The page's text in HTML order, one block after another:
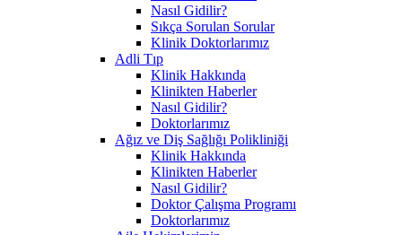
Nasıl Gidilir?
Sıkça Sorulan Sorular
Klinik Doktorlarımız
Adli Tıp
Klinik Hakkında
Klinikten Haberler
Nasıl Gidilir?
Doktorlarımız
Ağız ve Diş Sağlığı Polikliniği
Klinik Hakkında
Klinikten Haberler
Nasıl Gidilir?
Doktor Çalışma Programı
Doktorlarımız